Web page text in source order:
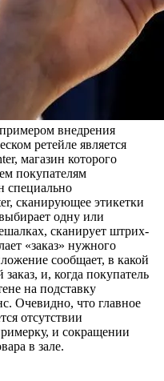
внедрения
ретейле является
магазин которого
покупателям
специально
сканирующее этикетки
одну или
сканирует штрих-
«заказ» нужного
сообщает, в какой
и, когда покупатель
на подставку
Очевидно, что главное
отсутствии
и сокращении
в зале.